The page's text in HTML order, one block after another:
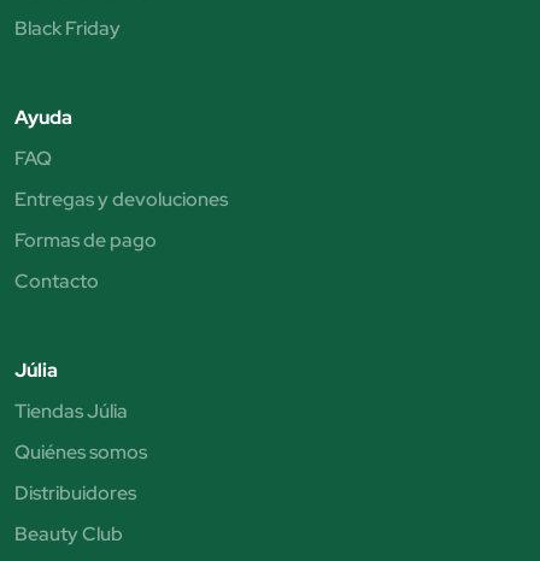
Black Friday
Ayuda
FAQ
Entregas y devoluciones
Formas de pago
Contacto
Júlia
Tiendas Júlia
Quiénes somos
Distribuidores
Beauty Club